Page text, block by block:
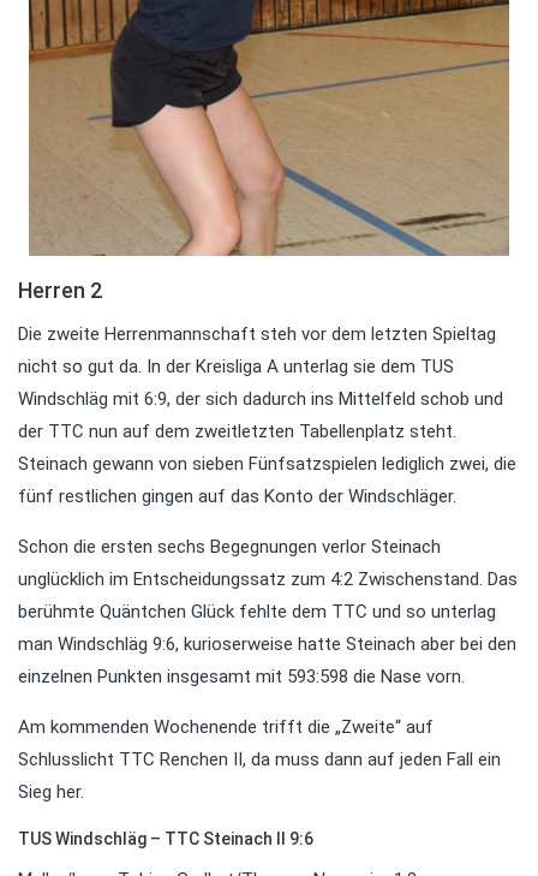
Herren 2
Die zweite Herrenmannschaft steh vor dem letzten Spieltag
nicht so gut da. In der Kreisliga A unterlag sie dem TUS
Windschläg mit 6:9, der sich dadurch ins Mittelfeld schob und
der TTC nun auf dem zweitletzten Tabellenplatz steht.
Steinach gewann von sieben Fünfsatzspielen lediglich zwei, die
fünf restlichen gingen auf das Konto der Windschläger.
Schon die ersten sechs Begegnungen verlor Steinach
unglücklich im Entscheidungssatz zum 4:2 Zwischenstand. Das
berühmte Quäntchen Glück fehlte dem TTC und so unterlag
man Windschläg 9:6, kurioserweise hatte Steinach aber bei den
einzelnen Punkten insgesamt mit 593:598 die Nase vorn.
Am kommenden Wochenende trifft die „Zweite“ auf
Schlusslicht TTC Renchen II, da muss dann auf jeden Fall ein
Sieg her.
TUS Windschläg – TTC Steinach II 9:6